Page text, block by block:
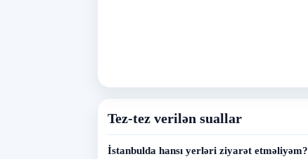
Tez-tez verilən suallar
İstanbulda hansı yerləri ziyarət etməliyəm?